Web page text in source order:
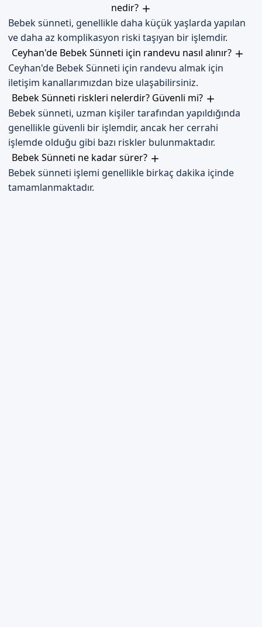
nedir?
Bebek sünneti, genellikle daha küçük yaşlarda yapılan
ve daha az komplikasyon riski taşıyan bir işlemdir.
Ceyhan'de Bebek Sünneti için randevu nasıl alınır?
Ceyhan'de Bebek Sünneti için randevu almak için
iletişim kanallarımızdan bize ulaşabilirsiniz.
Bebek Sünneti riskleri nelerdir? Güvenli mi?
Bebek sünneti, uzman kişiler tarafından yapıldığında
genellikle güvenli bir işlemdir, ancak her cerrahi
işlemde olduğu gibi bazı riskler bulunmaktadır.
Bebek Sünneti ne kadar sürer?
Bebek sünneti işlemi genellikle birkaç dakika içinde
tamamlanmaktadır.